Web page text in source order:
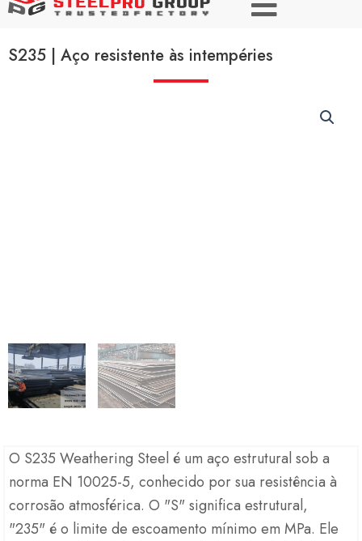
S235 | Aço resistente às intempéries
O S235 Weathering Steel é um aço estrutural sob a
norma EN 10025-5, conhecido por sua resistência à
corrosão atmosférica. O "S" significa estrutural,
"235" é o limite de escoamento mínimo em MPa. Ele